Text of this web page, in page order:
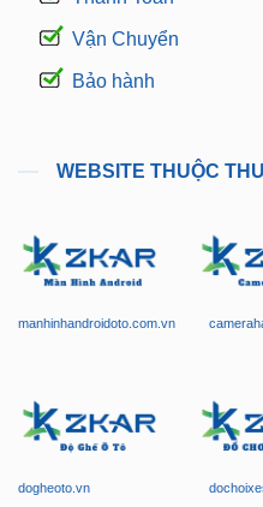
Vận Chuyển
Bảo hành
WEBSITE THUỘC
manhinhandroidoto.com.vn
dogheoto.vn